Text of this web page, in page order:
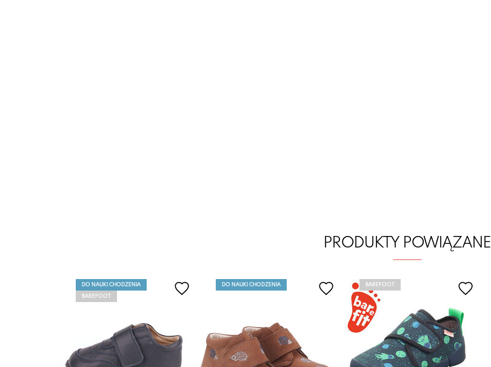
PRODUKTY POWIĄZANE
DO NAUKI CHODZENIA
BAREFOOT
DO NAUKI CHODZENIA BAREFOOT